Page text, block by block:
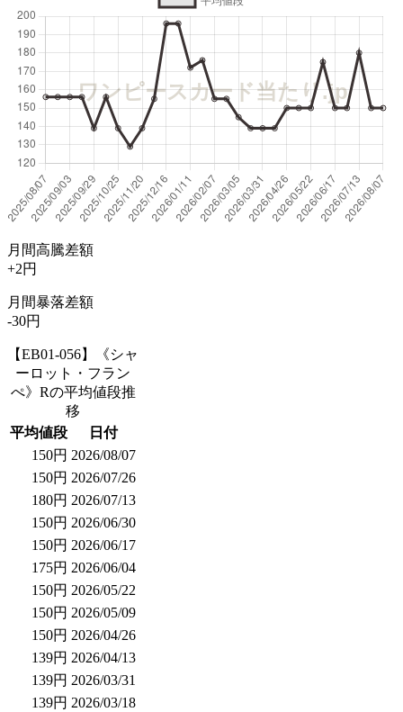
月間高騰差額
+2円
月間暴落差額
-30円
【EB01-056】《シャ
ーロット・フラン
ぺ》Rの平均値段推
移
平均値段
日付
150円 2026/08/07
150円 2026/07/26
180円 2026/07/13
150円 2026/06/30
150円 2026/06/17
175円 2026/06/04
150円 2026/05/22
150円 2026/05/09
150円 2026/04/26
139円 2026/04/13
139円 2026/03/31
139円 2026/03/18